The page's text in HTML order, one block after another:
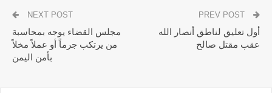
أول تعليق لناطق أنصار الله
عقب مقتل صالح
NEXT POST
مجلس القضاء يوجه بمحاسبة
من يرتكب جرماً أو عملاً مخلاً
بأمن اليمن